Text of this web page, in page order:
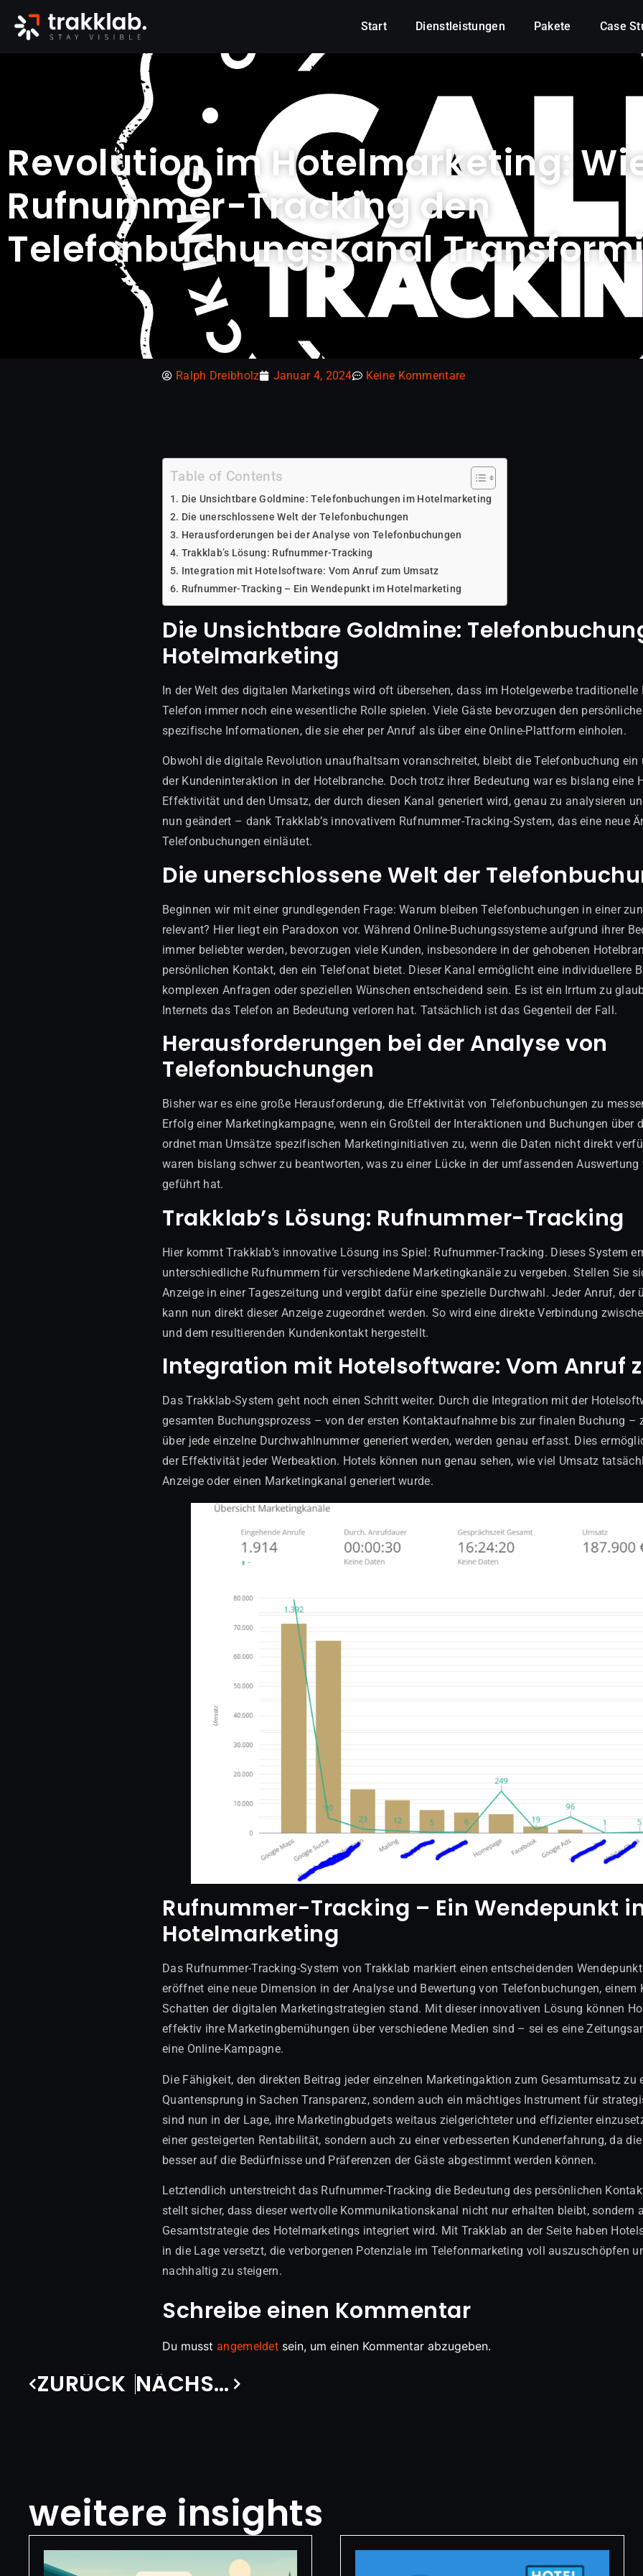
Start Dienstleistungen Pakete Case
Revolution im Hotelmarketing:
Rufnummer-Tracking den
Telefonbuchungskanal
Ralph Dreibholz Januar 4, 2024 Keine Kommentare
Table of Contents
Die Unsichtbare Goldmine: Telefonbuchungen im Hotelmarketing
Die unerschlossene Welt der Telefonbuchungen
Herausforderungen bei der Analyse von Telefonbuchungen
Trakklab’s Lösung: Rufnummer-Tracking
Integration mit Hotelsoftware: Vom Anruf zum Umsatz
Rufnummer-Tracking – Ein Wendepunkt im Hotelmarketing
Die Unsichtbare Goldmine:
Hotelmarketing
In der Welt des digitalen Marketings wird oft übersehen, dass im Hotelgewerbe
Telefon immer noch eine wesentliche Rolle spielen. Viele Gäste bevorzugen den
spezifische Informationen, die sie eher per Anruf als über eine Online-Plattform einholen.
Obwohl die digitale Revolution unaufhaltsam voranschreitet, bleibt die Telefonbuchung
der Kundeninteraktion in der Hotelbranche. Doch trotz ihrer Bedeutung war es bislang eine
Effektivität und den Umsatz, der durch diesen Kanal generiert wird, genau zu analysieren
nun geändert – dank Trakklab’s innovativem Rufnummer-Tracking-System, das eine neue
Telefonbuchungen einläutet.
Die unerschlossene Welt der
Beginnen wir mit einer grundlegenden Frage: Warum bleiben Telefonbuchungen in einer
relevant? Hier liegt ein Paradoxon vor. Während Online-Buchungssysteme aufgrund ihrer
immer beliebter werden, bevorzugen viele Kunden, insbesondere in der gehobenen
persönlichen Kontakt, den ein Telefonat bietet. Dieser Kanal ermöglicht eine individuellere
komplexen Anfragen oder speziellen Wünschen entscheidend sein. Es ist ein Irrtum zu
Internets das Telefon an Bedeutung verloren hat. Tatsächlich ist das Gegenteil der Fall.
Herausforderungen bei der Analyse von
Telefonbuchungen
Bisher war es eine große Herausforderung, die Effektivität von Telefonbuchungen zu
Erfolg einer Marketingkampagne, wenn ein Großteil der Interaktionen und Buchungen über
ordnet man Umsätze spezifischen Marketinginitiativen zu, wenn die Daten nicht direkt
waren bislang schwer zu beantworten, was zu einer Lücke in der umfassenden
geführt hat.
Trakklab’s Lösung: Rufnummer-Tracking
Hier kommt Trakklab’s innovative Lösung ins Spiel: Rufnummer-Tracking. Dieses System
unterschiedliche Rufnummern für verschiedene Marketingkanäle zu vergeben. Stellen Sie
Anzeige in einer Tageszeitung und vergibt dafür eine spezielle Durchwahl. Jeder Anruf, der
kann nun direkt dieser Anzeige zugeordnet werden. So wird eine direkte Verbindung
und dem resultierenden Kundenkontakt hergestellt.
Integration mit Hotelsoftware: Vom Anruf
Das Trakklab-System geht noch einen Schritt weiter. Durch die Integration mit der
gesamten Buchungsprozess – von der ersten Kontaktaufnahme bis zur finalen Buchung –
über jede einzelne Durchwahlnummer generiert werden, werden genau erfasst. Dies
der Effektivität jeder Werbeaktion. Hotels können nun genau sehen, wie viel Umsatz
Anzeige oder einen Marketingkanal generiert wurde.
Rufnummer-Tracking – Ein Wendepunkt
Hotelmarketing
Das Rufnummer-Tracking-System von Trakklab markiert einen entscheidenden
eröffnet eine neue Dimension in der Analyse und Bewertung von Telefonbuchungen, einem
Schatten der digitalen Marketingstrategien stand. Mit dieser innovativen Lösung können
effektiv ihre Marketingbemühungen über verschiedene Medien sind – sei es eine
eine Online-Kampagne.
Die Fähigkeit, den direkten Beitrag jeder einzelnen Marketingaktion zum Gesamtumsatz zu
Quantensprung in Sachen Transparenz, sondern auch ein mächtiges Instrument für
sind nun in der Lage, ihre Marketingbudgets weitaus zielgerichteter und effizienter
einer gesteigerten Rentabilität, sondern auch zu einer verbesserten Kundenerfahrung, da
besser auf die Bedürfnisse und Präferenzen der Gäste abgestimmt werden können.
Letztendlich unterstreicht das Rufnummer-Tracking die Bedeutung des persönlichen
stellt sicher, dass dieser wertvolle Kommunikationskanal nicht nur erhalten bleibt, sondern
Gesamtstrategie des Hotelmarketings integriert wird. Mit Trakklab an der Seite haben
in die Lage versetzt, die verborgenen Potenziale im Telefonmarketing voll auszuschöpfen
nachhaltig zu steigern.
Schreibe einen Kommentar
Du musst angemeldet sein, um einen Kommentar abzugeben.
ZURÜCK NÄCHSTER
weitere insights